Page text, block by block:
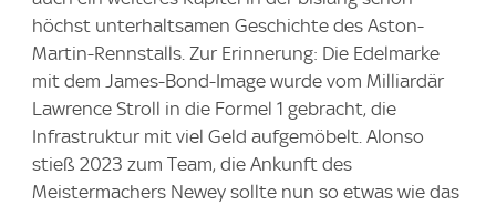
höchst unterhaltsamen Geschichte des Aston-
Martin-Rennstalls. Zur Erinnerung: Die Edelmarke
mit dem James-Bond-Image wurde vom Milliardär
Lawrence Stroll in die Formel 1 gebracht, die
Infrastruktur mit viel Geld aufgemöbelt. Alonso
stieß 2023 zum Team, die Ankunft des
Meistermachers Newey sollte nun so etwas wie das